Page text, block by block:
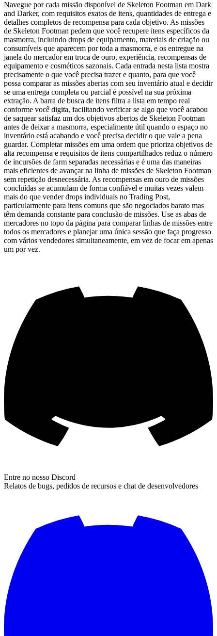
Navegue por cada missão disponível de Skeleton Footman em Dark
and Darker, com requisitos exatos de itens, quantidades de entrega e
detalhes completos de recompensa para cada objetivo. As missões
de Skeleton Footman pedem que você recupere itens específicos da
masmorra, incluindo drops de equipamento, materiais de criação ou
consumíveis que aparecem por toda a masmorra, e os entregue na
janela do mercador em troca de ouro, experiência, recompensas de
equipamento e cosméticos sazonais. Cada entrada nesta lista mostra
precisamente o que você precisa trazer e quanto, para que você
possa comparar as missões abertas com seu inventário atual e decidir
se uma entrega completa ou parcial é possível na sua próxima
extração. A barra de busca de itens filtra a lista em tempo real
conforme você digita, facilitando verificar se algo que você acabou
de saquear satisfaz um dos objetivos abertos de Skeleton Footman
antes de deixar a masmorra, especialmente útil quando o espaço no
inventário está acabando e você precisa decidir o que vale a pena
guardar. Completar missões em uma ordem que prioriza objetivos de
alta recompensa e requisitos de itens compartilhados reduz o número
de incursões de farm separadas necessárias e é uma das maneiras
mais eficientes de avançar na linha de missões de Skeleton Footman
sem repetição desnecessária. As recompensas em ouro de missões
concluídas se acumulam de forma confiável e muitas vezes valem
mais do que vender drops individuais no Trading Post,
particularmente para itens comuns que são negociados barato mas
têm demanda constante para conclusão de missões. Use as abas de
mercadores no topo da página para comparar linhas de missões entre
todos os mercadores e planejar uma única sessão que faça progresso
com vários vendedores simultaneamente, em vez de focar em apenas
um por vez.
Entre no nosso Discord
Relatos de bugs, pedidos de recursos e chat de desenvolvedores